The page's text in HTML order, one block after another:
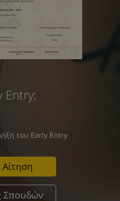
Entry;
του Early Entry
Σπουδών